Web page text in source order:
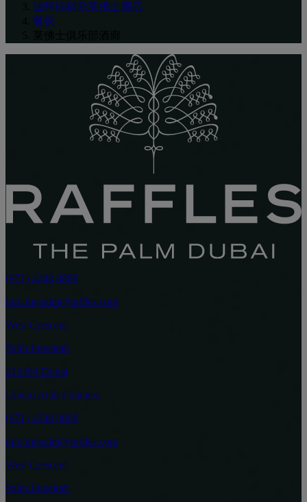
迪拜棕榈岛莱佛士酒店
餐饮
(971) 4248 8888
info.thepalm@raffles.com
West Crescent
Palm Jumeirah
212484 Dubai
United Arab Emirates
(971) 4248 8888
info.thepalm@raffles.com
West Crescent
Palm Jumeirah